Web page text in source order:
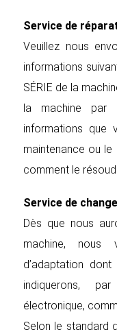
Service de
Veuillez nous
informations
SÉRIE de la
la machine par
informations que
maintenance ou
comment le
Service de
Dès que nous
machine, nous
d’adaptation
indiquerons,
électronique,
Selon le standard